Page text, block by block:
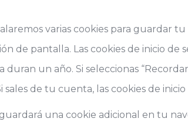
varias cookies para guardar
de pantalla. Las cookies de inicio de
duran un año. Si seleccionas
de tu cuenta, las cookies de inicio
una cookie adicional en tu